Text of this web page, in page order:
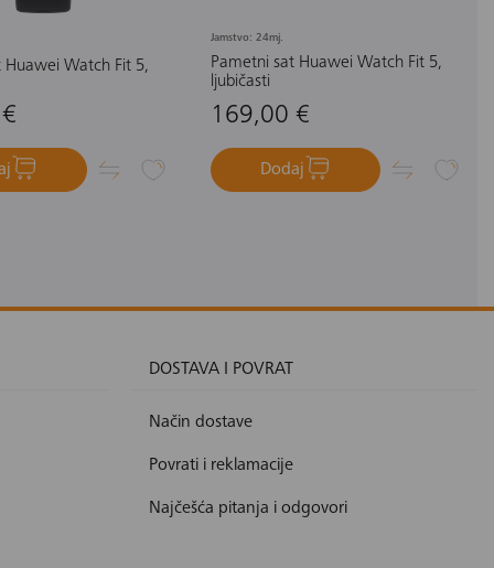
Huawei Watch Fit 5,
Jamstvo: 24mj.
Pametni sat Huawei Watch Fit 5,
ljubičasti
169,00 €
Dodaj
DOSTAVA I POVRAT
Način dostave
Povrati i reklamacije
Najčešća pitanja i odgovori